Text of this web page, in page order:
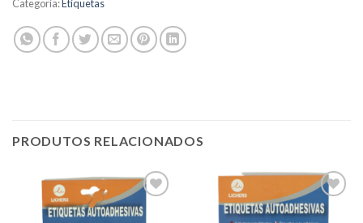
Categoria:Etiquetas
PRODUTOS RELACIONADOS